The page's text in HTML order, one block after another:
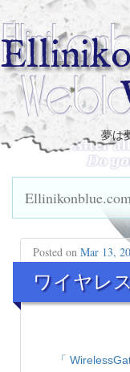
夢は
Posted on Mar 13,
ワイヤレ
「